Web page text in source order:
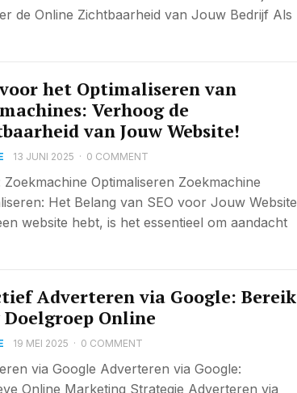
de Online Zichtbaarheid van Jouw Bedrijf Als
het Optimaliseren van
Verhoog de
van Jouw Website!
13 JUNI 2025 · 0 COMMENT
Zoekmachine Optimaliseren Zoekmachine
Het Belang van SEO voor Jouw Website
website hebt, is het essentieel om aandacht
Adverteren via Google: Bereik
Doelgroep Online
19 MEI 2025 · 0 COMMENT
via Google Adverteren via Google:
Online Marketing Strategie Adverteren via